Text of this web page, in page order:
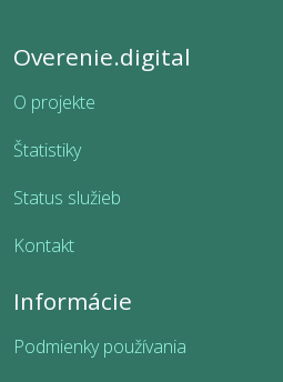
Overenie.digital
O projekte
Štatistiky
Status služieb
Kontakt
Informácie
Podmienky používania